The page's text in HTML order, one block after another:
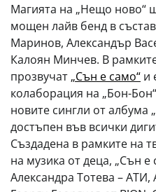
Магията на „Нещо ново“
мощен лайв бенд в
Маринов, Александър
Калоян Минчев. В
прозвучат „Сън е само“ и
колаборация на „Бон-
новите сингли от албума
достъпен във всички
Създадена в рамките на
на музика от деца, „Сън е
Александра Тотева –